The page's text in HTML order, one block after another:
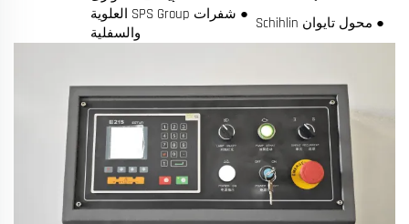
● محول تايوان Schihlin
● شفرات SPS Group العلوية
والسفلية